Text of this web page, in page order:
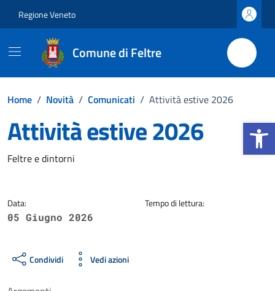
Apri la
Regione Veneto
Comune di Feltre
Home / Novità / Comunicati / Attività estive 2026
Attività estive 2026
Dettagli della notizia
Feltre e dintorni
Data:
05 Giugno 2026
Tempo di lettura:
Condividi Vedi azioni